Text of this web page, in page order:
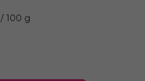
100 g